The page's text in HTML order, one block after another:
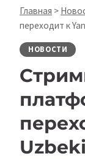
Главная >
переходит к
НОВОСТИ